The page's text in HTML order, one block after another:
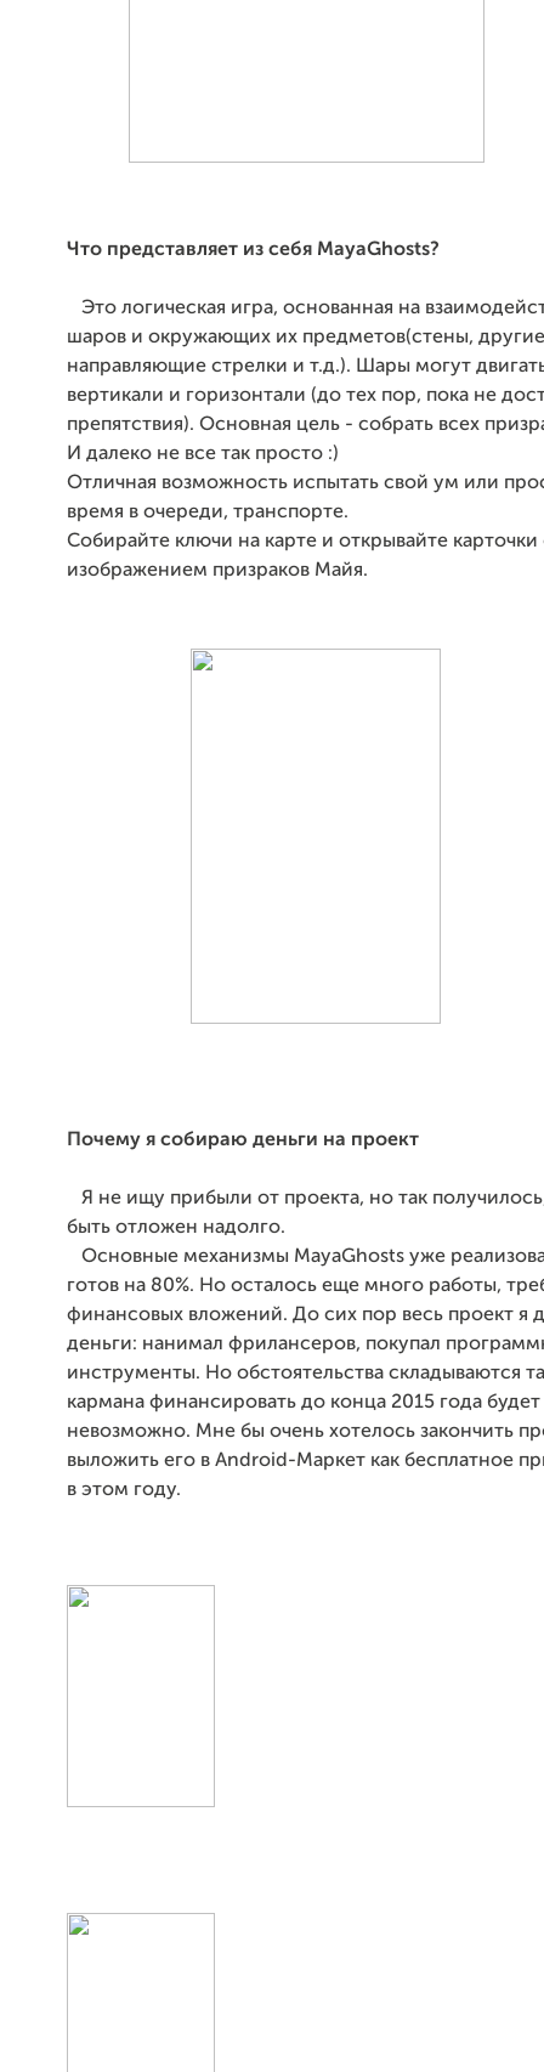
Что представляет из себя MayaGhosts?
Это логическая игра, основанная на
шаров и окружающих их предметов(стены,
направляющие стрелки и т.д.). Шары могут
вертикали и горизонтали (до тех пор, пока не
препятствия). Основная цель - собрать всех
И далеко не все так просто :)
Отличная возможность испытать свой ум или
время в очереди, транспорте.
Собирайте ключи на карте и открывайте карточки
изображением призраков Майя.
Почему я собираю деньги на проект
Я не ищу прибыли от проекта, но так
быть отложен надолго.
Основные механизмы MayaGhosts уже
готов на 80%. Но осталось еще много работы,
финансовых вложений. До сих пор весь проект я
деньги: нанимал фрилансеров, покупал
инструменты. Но обстоятельства складываются
кармана финансировать до конца 2015 года будет
невозможно. Мне бы очень хотелось закончить
выложить его в Android-Маркет как бесплатное
в этом году.